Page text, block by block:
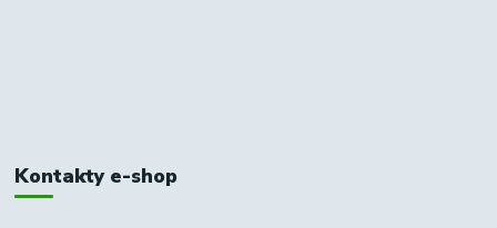
Kontakty e-shop